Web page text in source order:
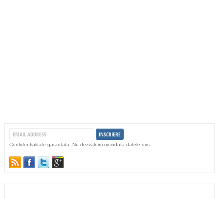
Confidentialitate garantata. Nu dezvaluim niciodata datele dvs.